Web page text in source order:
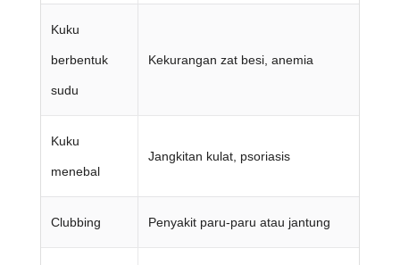
Kuku
berbentuk
sudu
Kekurangan zat besi, anemia
Kuku
menebal
Jangkitan kulat, psoriasis
Clubbing Penyakit paru-paru atau jantung